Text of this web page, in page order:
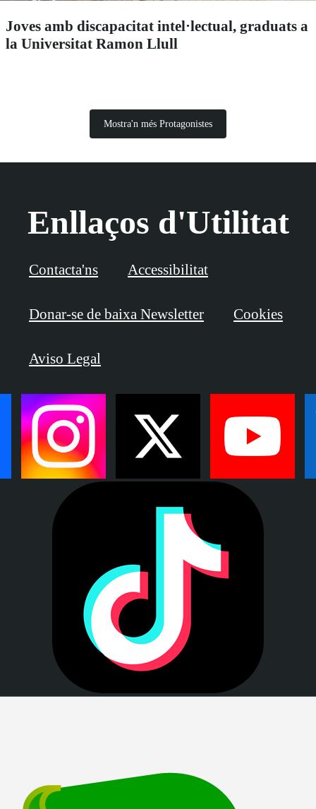
Joves amb discapacitat intel·lectual, graduats a
la Universitat Ramon Llull
Mostra'n més Protagonistes
Enllaços d'Utilitat
Contacta'ns Accessibilitat
Donar-se de baixa Newsletter Cookies
Aviso Legal